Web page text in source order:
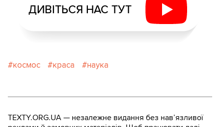
ДИВІТЬСЯ НАС ТУТ
космос краса наука
TEXTY.ORG.UA — незалежне видання без навʼязливої